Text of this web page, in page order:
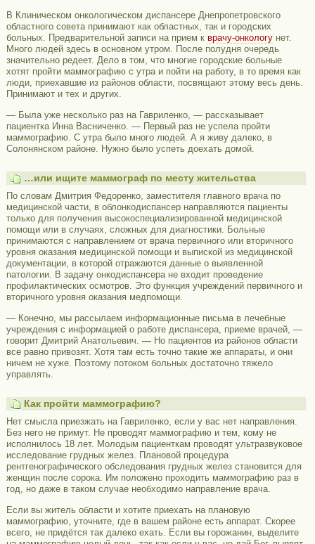
В Клиническом онкологическом диспансере Днепропетровского
областного совета принимают как областных, так и городских
больных. Предварительной записи на прием к врачу-онкологунет.
Много людей здесь в основном утром. После полудня очередь
значительно редеет. Дело в том, что многие городские больные
хотят пройти маммографию с утра и пойти на работу, в то время как
люди, приехавшие из районов области, посвящают этому весь день.
Принимают и тех и других.
— Была уже несколько раз на Гавриленко, — рассказывает
пациентка Инна Васниченко. — Первый раз не успела пройти
маммографию. С утра было много людей. А я живу далеко, в
Солонянском районе. Нужно было успеть доехать домой.
…или ищите маммограф по месту жительства
По словам Дмитрия Федоренко, заместителя главного врача по
медицинской части, в облонкодиспансер направляются пациенты
только для получения высокоспециализированной медицинской
помощи или в случаях, сложных для диагностики. Больные
принимаются с направлением от врача первичного или вторичного
уровня оказания медицинской помощи и выпиской из медицинской
документации, в которой отражаются данные о выявленной
патологии. В задачу онкодиспансера не входит проведение
профилактических осмотров. Это функция учреждений первичного и
вторичного уровня оказания медпомощи.
— Конечно, мы рассылаем информационные письма в лечебные
учреждения с информацией о работе диспансера, приеме врачей, —
говорит Дмитрий Анатольевич. — Но пациентов из районов области
все равно привозят. Хотя там есть точно такие же аппараты, и они
ничем не хуже. Поэтому потоком больных достаточно тяжело
управлять.
Как пройти маммографию?
Нет смысла приезжать на Гавриленко, если у вас нет направления.
Без него не примут. Не проводят маммографию и тем, кому не
исполнилось 18 лет. Молодым пациенткам проводят ультразвуковое
исследование грудных желез. Плановой процедура
рентгенографического обследования грудных желез становится для
женщин после сорока. Им положено проходить маммографию раз в
год, но даже в таком случае необходимо направление врача.
Если вы житель области и хотите приехать на плановую
маммографию, уточните, где в вашем районе есть аппарат. Скорее
всего, не придётся так далеко ехать. Если вы горожанин, выделите